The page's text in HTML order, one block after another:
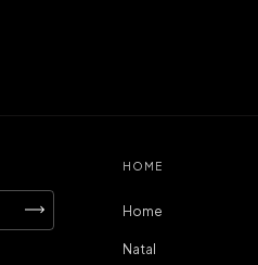
HOME
Home
Natal